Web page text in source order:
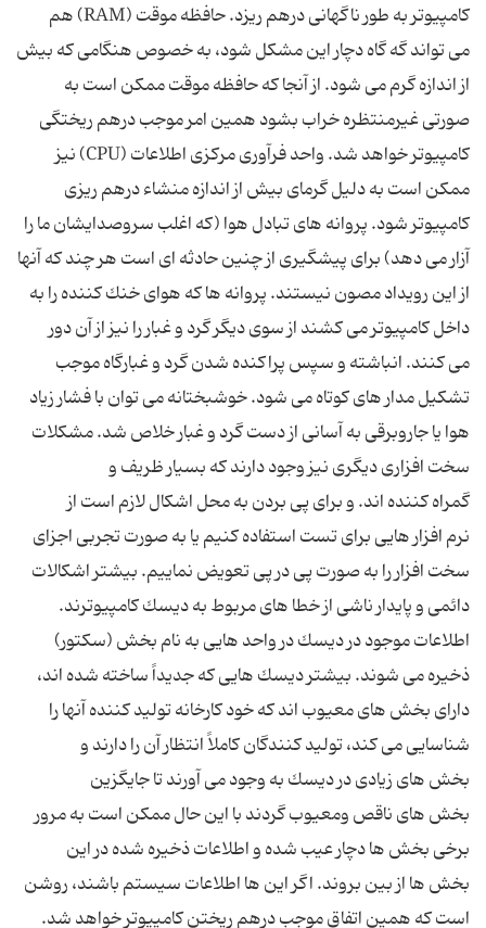
كامپیوتر به طور ناگهانى درهم ریزد. حافظه موقت (RAM) هم
مى تواند گه گاه دچار این مشكل شود، به خصوص هنگامى كه بیش
از اندازه گرم مى شود. از آنجا كه حافظه موقت ممكن است به
صورتى غیرمنتظره خراب بشود همین امر موجب درهم ریختگى
كامپیوتر خواهد شد. واحد فرآورى مركزى اطلاعات (CPU) نیز
ممكن است به دلیل گرماى بیش از اندازه منشاء درهم ریزى
كامپیوتر شود. پروانه هاى تبادل هوا (كه اغلب سروصدایشان ما را
آزار مى دهد) براى پیشگیرى از چنین حادثه اى است هر چند كه آنها
از این رویداد مصون نیستند. پروانه ها كه هواى خنك كننده را به
داخل كامپیوتر مى كشند از سوى دیگر گرد و غبار را نیز از آن دور
مى كنند. انباشته و سپس پراكنده شدن گرد و غبارگاه موجب
تشكیل مدار هاى كوتاه مى شود. خوشبختانه مى توان با فشار زیاد
هوا یا جاروبرقى به آسانى از دست گرد و غبار خلاص شد. مشكلات
سخت افزارى دیگرى نیز وجود دارند كه بسیار ظریف و
گمراه كننده اند. و براى پى بردن به محل اشكال لازم است از
نرم افزار هایى براى تست استفاده كنیم یا به صورت تجربى اجزاى
سخت افزار را به صورت پى در پى تعویض نماییم. بیشتر اشكالات
دائمى و پایدار ناشى از خطا هاى مربوط به دیسك كامپیوترند.
اطلاعات موجود در دیسك در واحد هایى به نام بخش (سكتور)
ذخیره مى شوند. بیشتر دیسك هایى كه جدیداً ساخته شده اند،
داراى بخش هاى معیوب اند كه خود كارخانه تولید كننده آنها را
شناسایى مى كند، تولید كنندگان كاملاً انتظار آن را دارند و
بخش هاى زیادى در دیسك به وجود مى آورند تا جایگزین
بخش هاى ناقص ومعیوب گردند با این حال ممكن است به مرور
برخى بخش ها دچار عیب شده و اطلاعات ذخیره شده در این
بخش ها از بین بروند. اگر این ها اطلاعات سیستم باشند، روشن
است كه همین اتفاق موجب درهم ریختن كامپیوتر خواهد شد.